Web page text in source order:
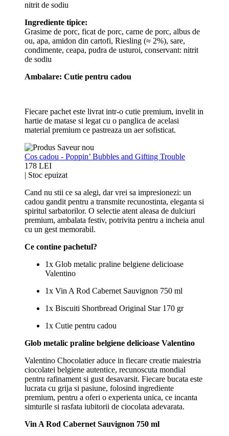
nitrit de sodiu
Ingrediente tipice:
Grasime de porc, ficat de porc, carne de porc, albus de
ou, apa, amidon din cartofi, Riesling (≈ 2%), sare,
condimente, ceapa, pudra de usturoi, conservant: nitrit
de sodiu
Ambalare: Cutie pentru cadou
Fiecare pachet este livrat intr-o cutie premium, invelit in
hartie de matase si legat cu o panglica de acelasi
material premium ce pastreaza un aer sofisticat.
Cos cadou - Poppin’ Bubbles and Gifting Trouble
178 LEI
| Stoc epuizat
Cand nu stii ce sa alegi, dar vrei sa impresionezi: un
cadou gandit pentru a transmite recunostinta, eleganta si
spiritul sarbatorilor. O selectie atent aleasa de dulciuri
premium, ambalata festiv, potrivita pentru a incheia anul
cu un gest memorabil.
Ce contine pachetul?
1x Glob metalic praline belgiene delicioase
Valentino
1x Vin A Rod Cabernet Sauvignon 750 ml
1x Biscuiti Shortbread Original Star 170 gr
1x Cutie pentru cadou
Glob metalic praline belgiene delicioase Valentino
Valentino Chocolatier aduce in fiecare creatie maiestria
ciocolatei belgiene autentice, recunoscuta mondial
pentru rafinament si gust desavarsit. Fiecare bucata este
lucrata cu grija si pasiune, folosind ingrediente
premium, pentru a oferi o experienta unica, ce incanta
simturile si rasfata iubitorii de ciocolata adevarata.
Vin A Rod Cabernet Sauvignon 750 ml